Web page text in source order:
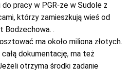
pracy w PGR-ze w Sudole z
którzy zamieszkują wieś od
Bodzechowa. .
ma około miliona złotych.
dokumentację, ma też
otrzyma środki zadanie